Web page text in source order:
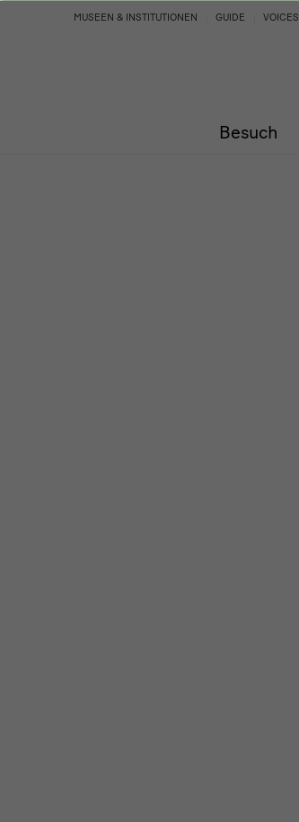
Programm
Besuch
MUSEEN & INSTITUTIONEN GUIDE VOICES